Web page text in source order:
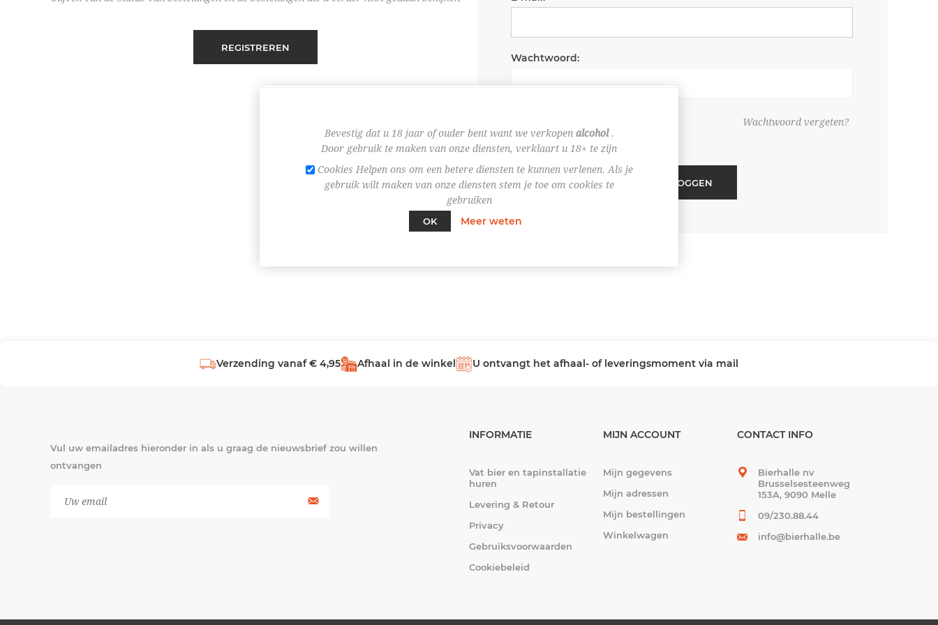
REGISTREREN
Wachtwoord:
Wachtwoord vergeten?
INLOGGEN
Verzending vanaf € 4,95 Afhaal in de winkel U ontvangt het afhaal- of leveringsmoment via mail
Vul uw emailadres hieronder in als u graag de nieuwsbrief zou willen
ontvangen
INFORMATIE
Vat bier en tapinstallatie
huren
Levering & Retour
Privacy
Gebruiksvoorwaarden
Cookiebeleid
MIJN ACCOUNT
Mijn gegevens
Mijn adressen
Mijn bestellingen
Winkelwagen
CONTACT INFO
Bierhalle nv
Brusselsesteenweg
153A, 9090 Melle
09/230.88.44
info@bierhalle.be
Bevestig dat u 18 jaar of ouder bent want we verkopen alcohol.
Door gebruik te maken van onze diensten, verklaart u 18+ te zijn
Cookies Helpen ons om een betere diensten te kunnen verlenen. Als je
gebruik wilt maken van onze diensten stem je toe om cookies te
gebruiken
OK
Meer weten